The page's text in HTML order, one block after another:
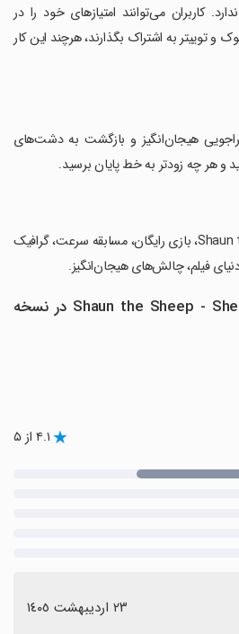
کاربران می‌توانند امتیازهای خود را در
و توییتر به اشتراک بگذارند، هرچند این کار
هیجان‌انگیز و بازگشت به دشت‌های
و هر چه زودتر به خط پایان برسید.
‏کلمات کلیدی: بازی Shaun the Sheep، بازی رایگان، مسابقه سرعت، گرافیک
فیلم، چالش‌های هیجان‌انگیز.
تغییرات بازی Shaun the Sheep - Shear Speed در نسخه
۴.۱ از ۵
٢٣ اردیبهشت ١٤٠٥